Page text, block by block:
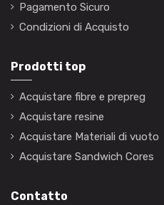
Pagamento Sicuro
Condizioni di Acquisto
Prodotti top
Acquistare fibre e prepreg
Acquistare resine
Acquistare Materiali di vuoto
Acquistare Sandwich Cores
Contatto